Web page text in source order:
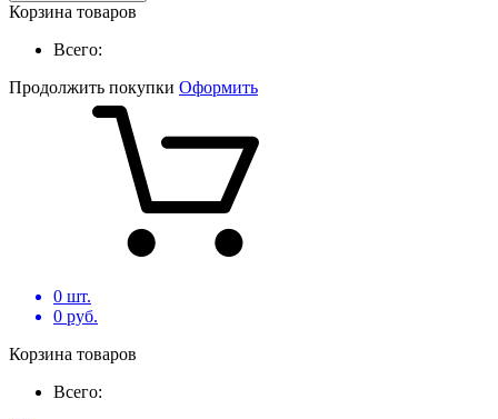
Корзина товаров
Всего:
Продолжить покупки Оформить
0 шт.
0 руб.
Корзина товаров
Всего: